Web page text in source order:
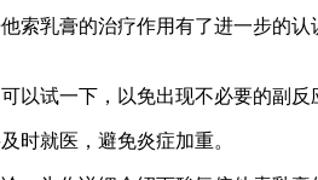
索乳膏的治疗作用有了进一步的
以试一下，以免出现不必要的副反
时就医，避免炎症加重。